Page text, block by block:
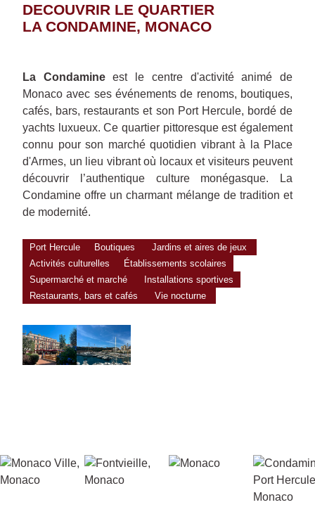
DECOUVRIR LE QUARTIER
LA CONDAMINE, MONACO
La Condamineest le centre d'activité animé de
Monaco avec ses événements de renoms, boutiques,
cafés, bars, restaurants et son Port Hercule, bordé de
yachts luxueux. Ce quartier pittoresque est également
connu pour son marché quotidien vibrant à la Place
d'Armes, un lieu vibrant où locaux et visiteurs peuvent
découvrir l’authentique culture monégasque. La
Condamine offre un charmant mélange de tradition et
de modernité.
Port Hercule Boutiques
Jardins et aires de jeux
Activités culturelles
Établissements scolaires
Supermarché et marché
Installations sportives
Restaurants, bars et cafés
Vie nocturne